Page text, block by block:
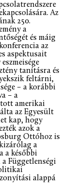
Az
250.
a
és máig
az
aspektusait
tanításra és
feltárni,
– a korábbi
– a
amerikai
az Egyesült
kap, hogy
azok a
Ottóhoz is
a
a későbbi
Függetlenségi
alappá